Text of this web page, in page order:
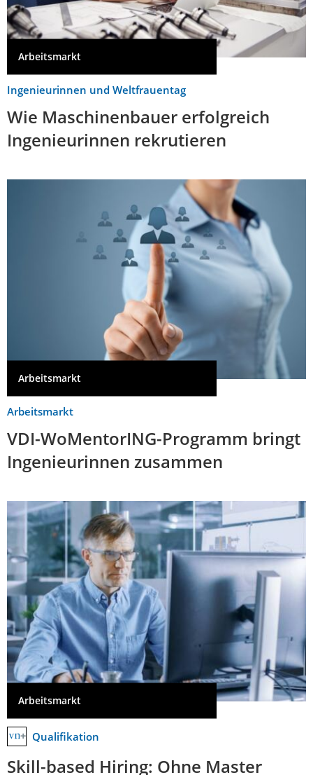
Arbeitsmarkt
Ingenieurinnen und Weltfrauentag
Wie Maschinenbauer erfolgreich
Ingenieurinnen rekrutieren
Arbeitsmarkt
Arbeitsmarkt
VDI-WoMentorING-Programm bringt
Ingenieurinnen zusammen
Arbeitsmarkt
Qualifikation
Skill-based Hiring: Ohne Master